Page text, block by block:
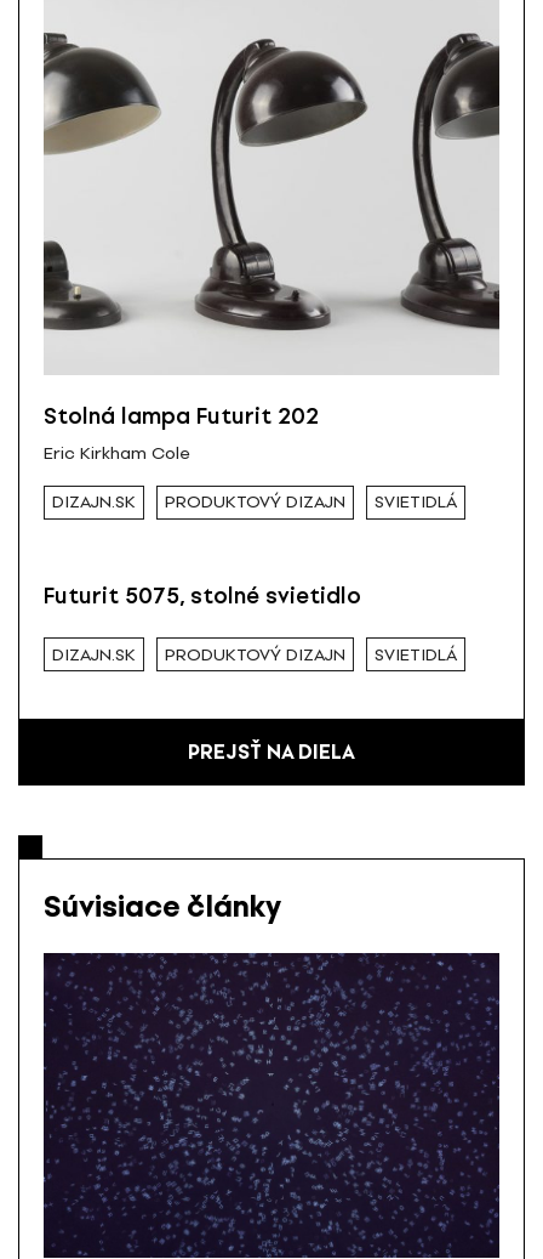
Stolná lampa Futurit 202
Eric Kirkham Cole
DIZAJN.SK PRODUKTOVÝ DIZAJN SVIETIDLÁ
Futurit 5075, stolné svietidlo
DIZAJN.SK PRODUKTOVÝ DIZAJN SVIETIDLÁ
PREJSŤ NA DIELA
Súvisiace články